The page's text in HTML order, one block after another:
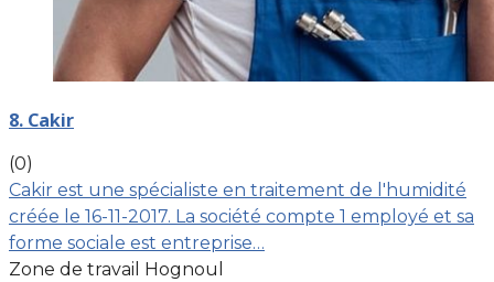
8. Cakir
(0)
Cakir est une spécialiste en traitement de l'humidité
créée le 16-11-2017. La société compte 1 employé et sa
forme sociale est entreprise…
Zone de travail Hognoul